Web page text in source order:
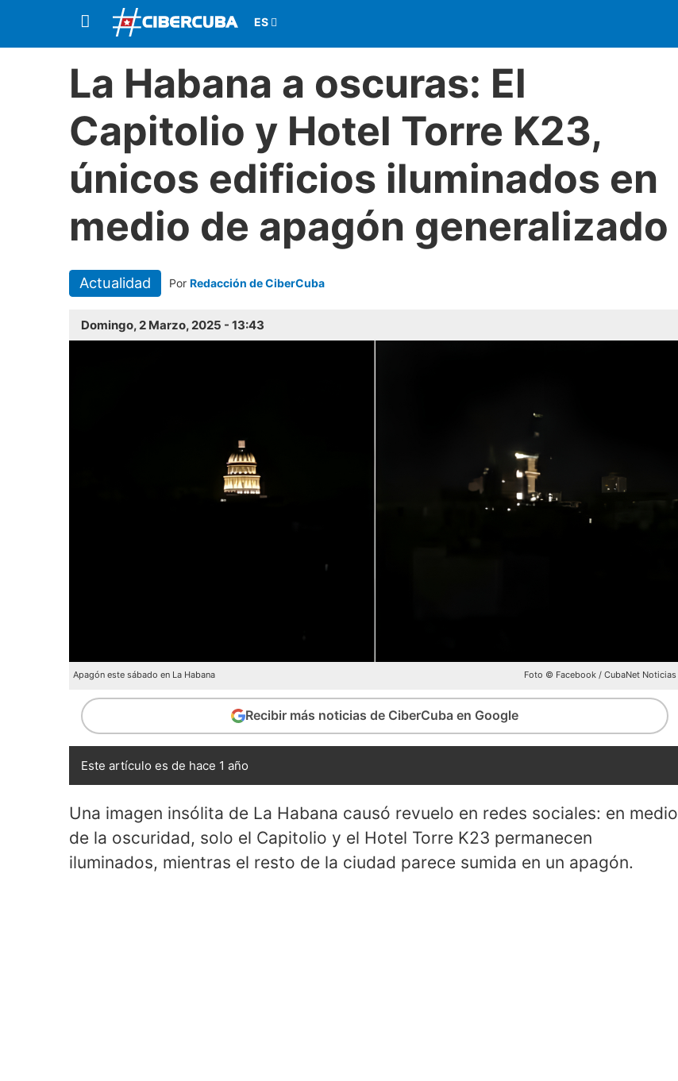
La Habana a oscuras: El
Capitolio y Hotel Torre K23,
únicos edificios iluminados en
medio de apagón generalizado
Actualidad Por Redacción de CiberCuba
Domingo, 2 Marzo, 2025 - 13:43
Apagón este sábado en La Habana Foto © Facebook / CubaNet Noticias
Recibir más noticias de CiberCuba en Google
Este artículo es de hace 1 año
Una imagen insólita de La Habana causó revuelo en redes sociales: en medio
de la oscuridad, solo el Capitolio y el Hotel Torre K23 permanecen
iluminados, mientras el resto de la ciudad parece sumida en un apagón.